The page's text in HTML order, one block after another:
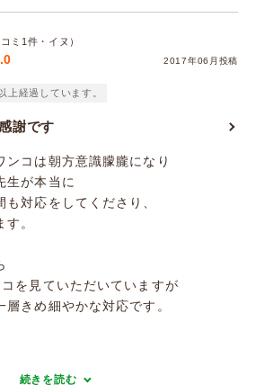
ミ1件・イヌ）
2017年06月投稿
上経過しています。
謝です
ンコは朝方意識朦朧になり
生が本当に
対応をしてくださり、
。
を見ていただいていますが
きめ細やかな対応です。
続きを読む